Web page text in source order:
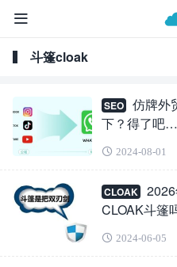
斗篷cloak
SEO
仿牌外
下？得了吧
2024-08-01
CLOAK
CLOAK斗篷
2024-06-05